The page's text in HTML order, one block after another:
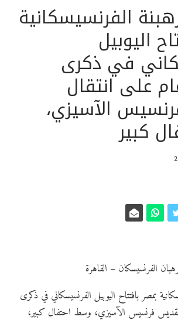
الفرنسيسكانية
اليوبيل
في ذكرى
على انتقال
الآسيزي،
كبير
الفرنسيسكان – القاهرة
بمصر بافتتاح اليوبيل الفرنسيسكاني في ذكرى
القديس فرنسيس الآسيزي، وسط احتفال كبير،